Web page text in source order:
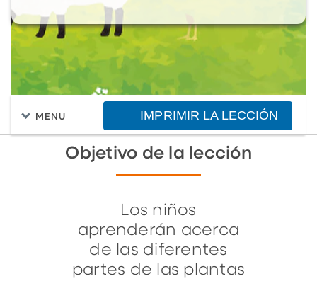
MENU IMPRIMIR LA LECCIÓN
Objetivo de la lección
Los niños
aprenderán acerca
de las diferentes
partes de las plantas